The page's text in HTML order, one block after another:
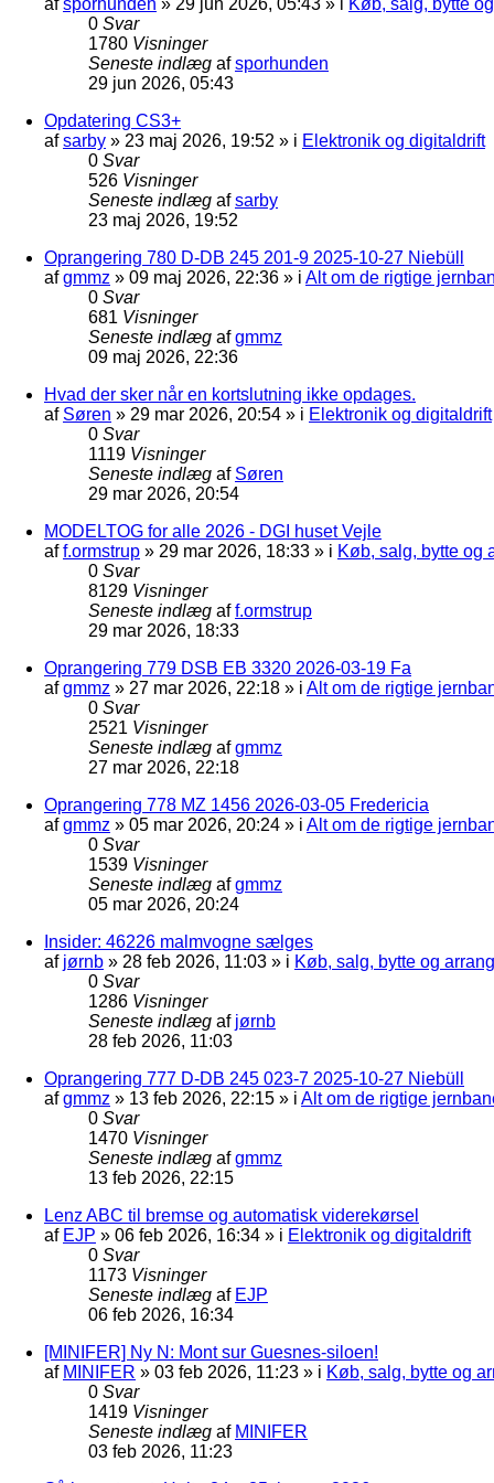
0 Svar
1780 Visninger
Seneste indlæg afsporhunden
29 jun 2026, 05:43
Opdatering CS3+
afsarby » 23 maj 2026, 19:52 » i Elektronik og digitaldrift
0 Svar
526 Visninger
Seneste indlæg afsarby
23 maj 2026, 19:52
Oprangering 780 D-DB 245 201-9 2025-10-27 Niebüll
afgmmz » 09 maj 2026, 22:36 » i Alt om de rigtige
0 Svar
681 Visninger
Seneste indlæg afgmmz
09 maj 2026, 22:36
Hvad der sker når en kortslutning ikke opdages.
af Søren » 29 mar 2026, 20:54 » i Elektronik og digitaldrift
0 Svar
1119 Visninger
Seneste indlæg af Søren
29 mar 2026, 20:54
MODELTOG for alle 2026 - DGI huset Vejle
aff.ormstrup » 29 mar 2026, 18:33 » i Køb, salg, bytte og
0 Svar
8129 Visninger
Seneste indlæg aff.ormstrup
29 mar 2026, 18:33
Oprangering 779 DSB EB 3320 2026-03-19 Fa
afgmmz » 27 mar 2026, 22:18 » i Alt om de rigtige
0 Svar
2521 Visninger
Seneste indlæg afgmmz
27 mar 2026, 22:18
Oprangering 778 MZ 1456 2026-03-05 Fredericia
afgmmz » 05 mar 2026, 20:24 » i Alt om de rigtige
0 Svar
1539 Visninger
Seneste indlæg afgmmz
05 mar 2026, 20:24
Insider: 46226 malmvogne sælges
af jørnb » 28 feb 2026, 11:03 » i Køb, salg, bytte og
0 Svar
1286 Visninger
Seneste indlæg af jørnb
28 feb 2026, 11:03
Oprangering 777 D-DB 245 023-7 2025-10-27 Niebüll
afgmmz » 13 feb 2026, 22:15 » i Alt om de rigtige
0 Svar
1470 Visninger
Seneste indlæg afgmmz
13 feb 2026, 22:15
Lenz ABC til bremse og automatisk viderekørsel
af EJP » 06 feb 2026, 16:34 » i Elektronik og digitaldrift
0 Svar
1173 Visninger
Seneste indlæg af EJP
06 feb 2026, 16:34
[MINIFER] Ny N: Mont sur Guesnes-siloen!
af MINIFER » 03 feb 2026, 11:23 » i Køb, salg, bytte og
0 Svar
1419 Visninger
Seneste indlæg af MINIFER
03 feb 2026, 11:23